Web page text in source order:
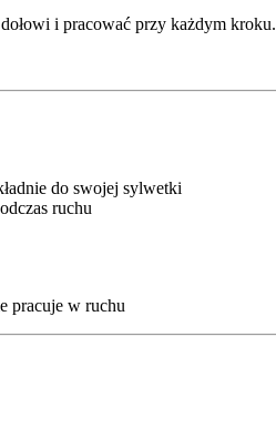
i pracować przy każdym kroku.
do swojej sylwetki
ruchu
pracuje w ruchu